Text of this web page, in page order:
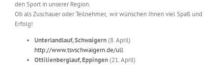
den Sport in unserer Region.
Ob als Zuschauer oder Teilnehmer, wir wünschen Ihnen viel Spaß und
Erfolg!
Unterlandlauf, Schwaigern(8. April)
http://www.tsvschwaigern.de/ull
Ottilienberglauf, Eppingen(21. April)